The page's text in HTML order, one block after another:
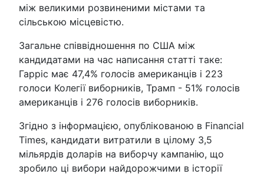
між великими розвиненими містами та
сільською місцевістю.
Загальне співвідношення по США між
кандидатами на час написання статті таке:
Гарріс має 47,4% голосів американців і 223
голоси Колегії виборників, Трамп - 51% голосів
американців і 276 голосів виборників.
Згідно з інформацією, опублікованою в Financial
Times, кандидати витратили в цілому 3,5
мільярдів доларів на виборчу кампанію, що
зробило ці вибори найдорожчими в історії